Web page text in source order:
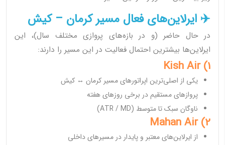
✈️ ایرلاین‌های فعال مسیر کرمان – کیش
در حال حاضر (و در بازه‌های پروازی مختلف سال)، این
ایرلاین‌ها بیشترین احتمال فعالیت در این مسیر را دارند:
1) Kish Air
یکی از اصلی‌ترین اپراتورهای مسیر کرمان ↔ کیش
پروازهای مستقیم در برخی روزهای هفته
ناوگان سبک تا متوسط (ATR / MD)
2) Mahan Air
از ایرلاین‌های معتبر و پایدار در مسیرهای داخلی